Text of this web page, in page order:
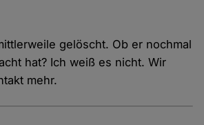
gelöscht. Ob er nochmal
hat? Ich weiß es nicht. Wir
mehr.